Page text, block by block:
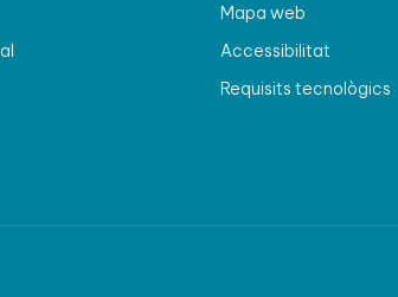
Mapa web
Accessibilitat
Requisits tecnològics